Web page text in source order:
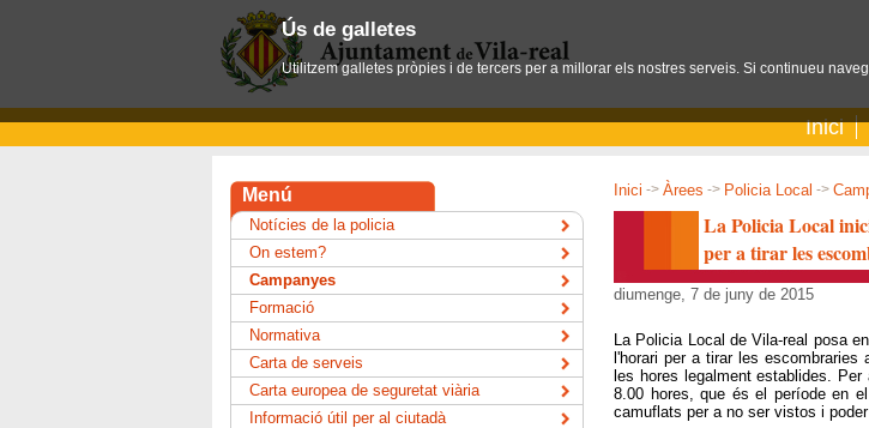
Inici
Inici -> Àrees -> Policia Local ->
La Policia Local
per a tirar les
diumenge, 7 de juny de 2015
La Policia Local de Vila-real posa
l'horari per a tirar les
les hores legalment establides.
8.00 hores, que és el període en
camuflats per a no ser vistos i
Menú
Notícies de la policia
On estem?
Campanyes
Formació
Normativa
Carta de serveis
Carta europea de seguretat viària
Informació útil per al ciutadà
Ús de galletes
Utilitzem galletes pròpies i de tercers per a millorar els nostres serveis. Si continueu